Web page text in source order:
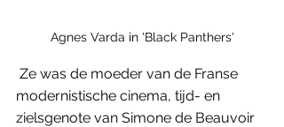
Agnes Varda in 'Black Panthers'
Ze was de moeder van de Franse
modernistische cinema, tijd- en
zielsgenote van Simone de Beauvoir